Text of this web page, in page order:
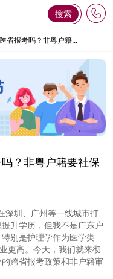
搜索
省报考吗？非粤户籍...
？非粤户籍要社保
深圳、广州等一线城市打
升学历，但我不是广东户
别是护理学作为医学类
更高。今天，我们就来彻
跨省报考政策和非户籍审